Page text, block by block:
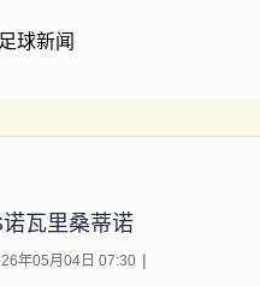
足球新闻
瓦里桑蒂诺
年05月04日 07:30